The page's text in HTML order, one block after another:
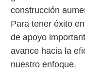
construcción
Para tener éxito
de apoyo
avance hacia la
nuestro enfoque.